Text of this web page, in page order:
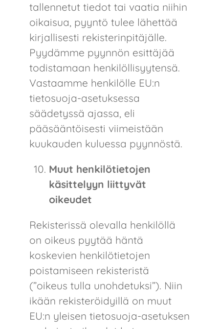
tallennetut tiedot tai vaatia niihin
oikaisua, pyyntö tulee lähettää
kirjallisesti rekisterinpitäjälle.
Pyydämme pyynnön esittäjää
todistamaan henkilöllisyytensä.
Vastaamme henkilölle EU:n
tietosuoja-asetuksessa
säädetyssä ajassa, eli
pääsääntöisesti viimeistään
kuukauden kuluessa pyynnöstä.
Muut henkilötietojen
käsittelyyn liittyvät
oikeudet
Rekisterissä olevalla henkilöllä
on oikeus pyytää häntä
koskevien henkilötietojen
poistamiseen rekisteristä
(”oikeus tulla unohdetuksi”). Niin
ikään rekisteröidyillä on muut
EU:n yleisen tietosuoja-asetuksen